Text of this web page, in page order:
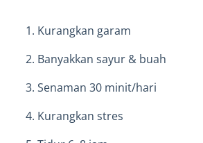
Kurangkan garam
Banyakkan sayur & buah
Senaman 30 minit/hari
Kurangkan stres